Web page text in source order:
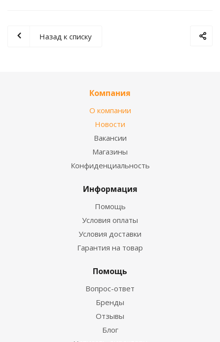
Назад к списку
Компания
О компании
Новости
Вакансии
Магазины
Конфиденциальность
Информация
Помощь
Условия оплаты
Условия доставки
Гарантия на товар
Помощь
Вопрос-ответ
Бренды
Отзывы
Блог